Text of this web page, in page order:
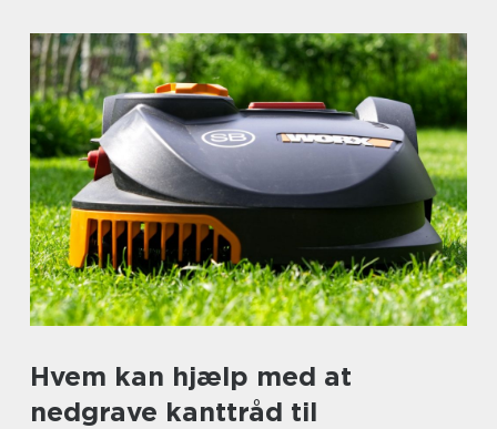
Hvem kan hjælp med at
nedgrave kanttråd til